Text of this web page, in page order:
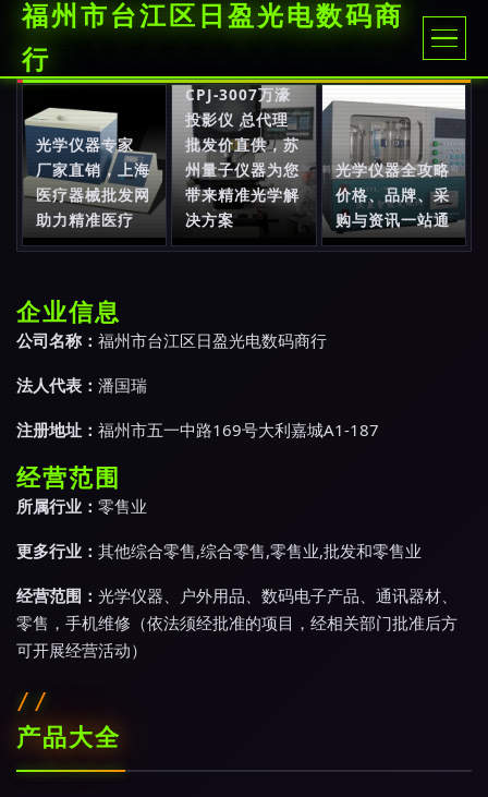
福州市台江区日盈光电数码商
行
光学仪器专家
厂家直销，上海
医疗器械批发网
助力精准医疗
CPJ-3007万濠
投影仪 总代理
批发价直供，苏
州量子仪器为您
带来精准光学解
决方案
光学仪器全攻略
价格、品牌、采
购与资讯一站通
企业信息
公司名称： 福州市台江区日盈光电数码商行
法人代表： 潘国瑞
注册地址： 福州市五一中路169号大利嘉城A1-187
经营范围
所属行业： 零售业
更多行业： 其他综合零售,综合零售,零售业,批发和零售业
经营范围： 光学仪器、户外用品、数码电子产品、通讯器材、
零售，手机维修（依法须经批准的项目，经相关部门批准后方
可开展经营活动）
产品大全